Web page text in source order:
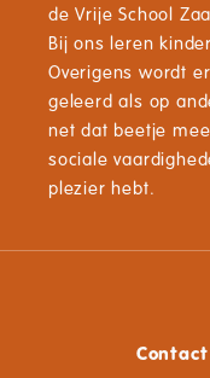
de Vrije School
Bij ons leren
Overigens wordt
geleerd als op
net dat beetje
sociale
plezier hebt.